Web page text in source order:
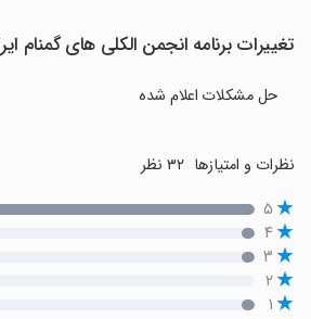
تغییرات برنامه ‏انجمن الکلی های گمنام
حل مشکلات اعلام شده
نظرات و امتیازها
۵
۴
۳
۲
۱